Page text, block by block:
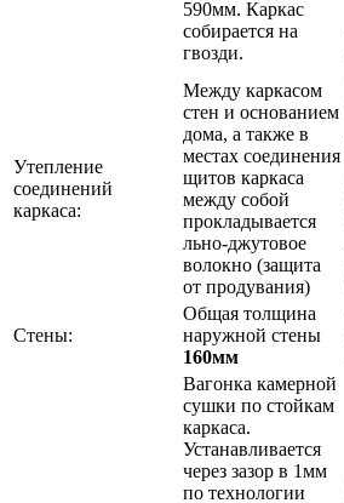
590мм. Каркас
собирается на
гвозди.
Утепление
соединений
каркаса:
Между каркасом
стен и основанием
дома, а также в
местах соединения
щитов каркаса
между собой
прокладывается
льно-джутовое
волокно (защита
от продувания)
Стены:
Общая толщина
наружной стены
160мм
Вагонка камерной
сушки по стойкам
каркаса.
Устанавливается
через зазор в 1мм
по технологии